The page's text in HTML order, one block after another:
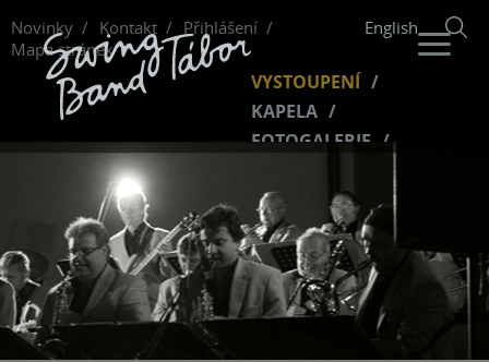
Novinky Kontakt
Přihlášení
Mapa stránek
English
VYSTOUPENÍ
KAPELA
FOTOGALERIE
VIDEO
FANKLUB